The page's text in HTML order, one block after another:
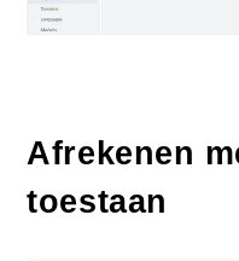
Afrekenen
toestaan